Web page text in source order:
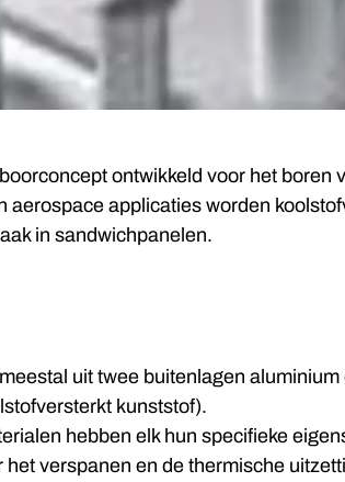
ontwikkeld voor het boren
aerospace applicaties worden
in sandwichpanelen.
uit twee buitenlagen aluminium
kunststof).
hebben elk hun specifieke
het verspanen en de thermische